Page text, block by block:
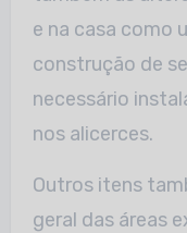
e na casa como
construção de
necessário
nos alicerces.
Outros itens
geral das áreas